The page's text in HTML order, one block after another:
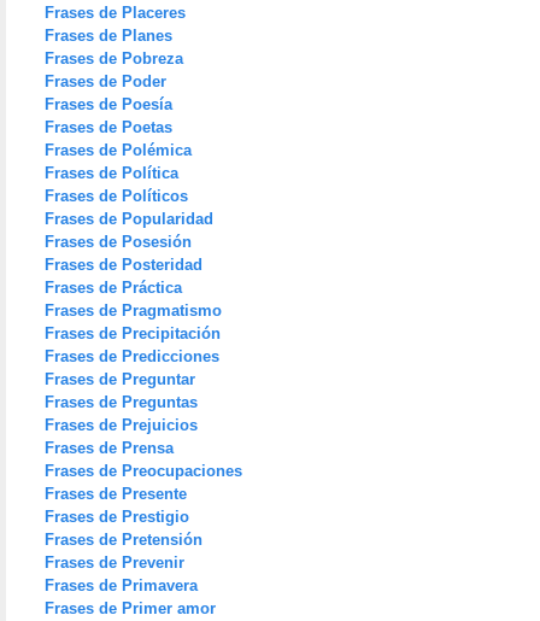
Frases de Placeres
Frases de Planes
Frases de Pobreza
Frases de Poder
Frases de Poesía
Frases de Poetas
Frases de Polémica
Frases de Política
Frases de Políticos
Frases de Popularidad
Frases de Posesión
Frases de Posteridad
Frases de Práctica
Frases de Pragmatismo
Frases de Precipitación
Frases de Predicciones
Frases de Preguntar
Frases de Preguntas
Frases de Prejuicios
Frases de Prensa
Frases de Preocupaciones
Frases de Presente
Frases de Prestigio
Frases de Pretensión
Frases de Prevenir
Frases de Primavera
Frases de Primer amor